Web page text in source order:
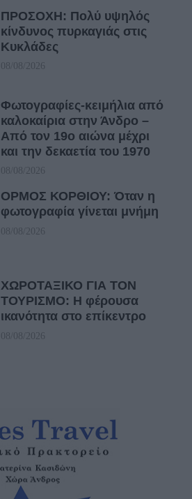
ΠΡΟΣΟΧΗ: Πολύ υψηλός
κίνδυνος πυρκαγιάς στις
Κυκλάδες
08/08/2026
Φωτογραφίες-κειμήλια από
καλοκαίρια στην Άνδρο –
Από τον 19ο αιώνα μέχρι
και την δεκαετία του 1970
08/08/2026
ΟΡΜΟΣ ΚΟΡΘΙΟΥ: Όταν η
φωτογραφία γίνεται μνήμη
08/08/2026
ΧΩΡΟΤΑΞΙΚΟ ΓΙΑ ΤΟΝ
ΤΟΥΡΙΣΜΟ: Η φέρουσα
ικανότητα στο επίκεντρο
08/08/2026